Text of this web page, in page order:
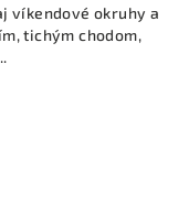
víkendové okruhy a
tichým chodom,